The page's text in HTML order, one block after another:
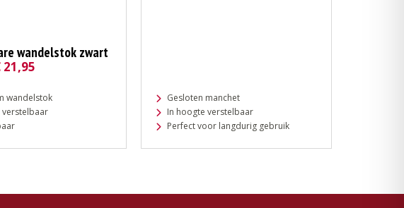
wandelstok zwart
21,95
wandelstok
verstelbaar
Gesloten manchet
In hoogte verstelbaar
Perfect voor langdurig gebruik